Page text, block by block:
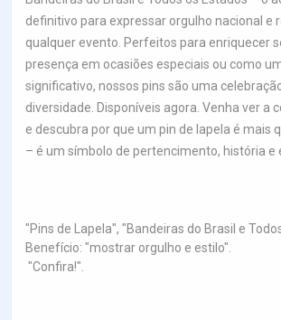
definitivo para expressar orgulho nacional e
qualquer evento. Perfeitos para enriquecer
presença em ocasiões especiais ou como
significativo, nossos pins são uma
diversidade. Disponíveis agora. Venha ver a
e descubra por que um pin de lapela é mais
– é um símbolo de pertencimento, história e
"Pins de Lapela", "Bandeiras do Brasil e
Benefício: "mostrar orgulho e estilo".
"Confira!".